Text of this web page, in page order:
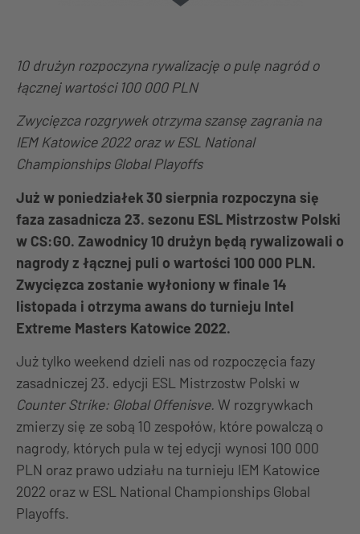
10 drużyn rozpoczyna rywalizację o pulę nagród o
łącznej wartości 100 000 PLN
Zwycięzca rozgrywek otrzyma szansę zagrania na
IEM Katowice 2022 oraz w ESL National
Championships Global Playoffs
Już w poniedziałek 30 sierpnia rozpoczyna się
faza zasadnicza 23. sezonu ESL Mistrzostw Polski
w CS:GO. Zawodnicy 10 drużyn będą rywalizowali o
nagrody z łącznej puli o wartości 100 000 PLN.
Zwycięzca zostanie wyłoniony w finale 14
listopada i otrzyma awans do turnieju Intel
Extreme Masters Katowice 2022.
Już tylko weekend dzieli nas od rozpoczęcia fazy
zasadniczej 23. edycji ESL Mistrzostw Polski w
Counter Strike: Global Offenisve. W rozgrywkach
zmierzy się ze sobą 10 zespołów, które powalczą o
nagrody, których pula w tej edycji wynosi 100 000
PLN oraz prawo udziału na turnieju IEM Katowice
2022 oraz w ESL National Championships Global
Playoffs.